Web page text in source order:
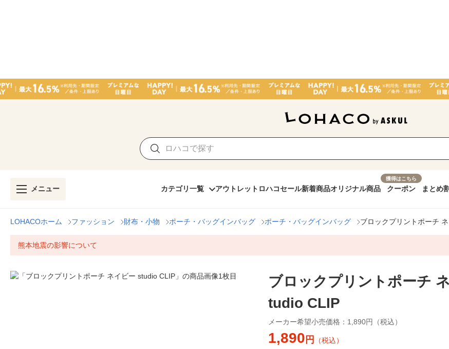
メニュー カテゴリ一覧 アウトレット ロハコセール新着商品オリジナル商品
獲得はこちら
クーポン まとめ割
LOHACOホーム ファッション 財布・小物 ポーチ・バッグインバッグ ポーチ・バッグインバッグ ブロックプリントポーチ
熊本地震の影響について
ブロックプリントポーチ
tudio CLIP
メーカー希望小売価格： 1,890円（税込）
1,890 円 （税込）